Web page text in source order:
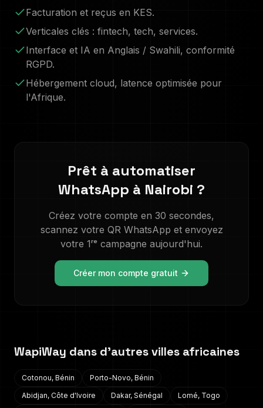
Facturation et reçus en KES.
Verticales clés : fintech, tech, services.
Interface et IA en Anglais / Swahili, conformité
RGPD.
Hébergement cloud, latence optimisée pour
l'Afrique.
Prêt à automatiser
WhatsApp à Nairobi ?
Créez votre compte en 30 secondes,
scannez votre QR WhatsApp et envoyez
votre 1ʳᵉ campagne aujourd'hui.
Créer mon compte gratuit
WapiWay dans d'autres villes africaines
Cotonou, Bénin Porto-Novo, Bénin
Abidjan, Côte d'Ivoire Dakar, Sénégal Lomé, Togo